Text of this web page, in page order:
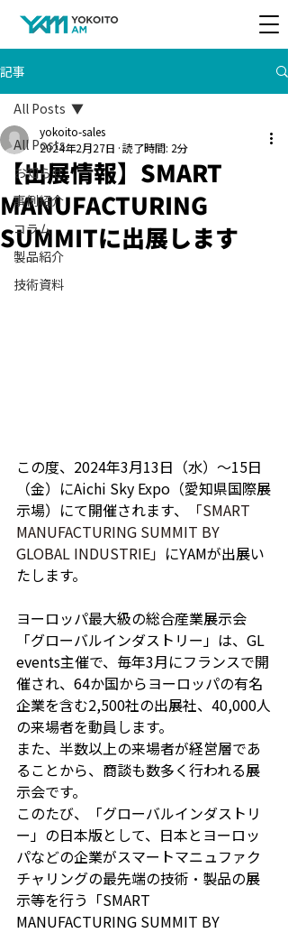
記事
All Posts
お知らせ
事例紹介
コラム
製品紹介
技術資料
All Posts
【出展情報】SMART
MANUFACTURING
SUMMITに出展します
yokoito-sales
2024年2月27日
読了時間: 2分
この度、2024年3月13日（水）〜15日
（金）にAichi Sky Expo（愛知県国際展
示場）にて開催されます、
「SMART
MANUFACTURING SUMMIT BY
GLOBAL INDUSTRIE」
にYAMが出展い
たします。
ヨーロッパ最大級の総合産業展示会
「グローバルインダストリー」は、GL
events主催で、毎年3月にフランスで開
催され、64か国からヨーロッパの有名
企業を含む2,500社の出展社、40,000人
の来場者を動員します。
また、半数以上の来場者が経営層であ
ることから、商談も数多く行われる展
示会です。
このたび、「グローバルインダストリ
ー」の日本版として、日本とヨーロッ
パなどの企業がスマートマニュファク
チャリングの最先端の技術・製品の展
示等を行う「SMART
MANUFACTURING SUMMIT BY